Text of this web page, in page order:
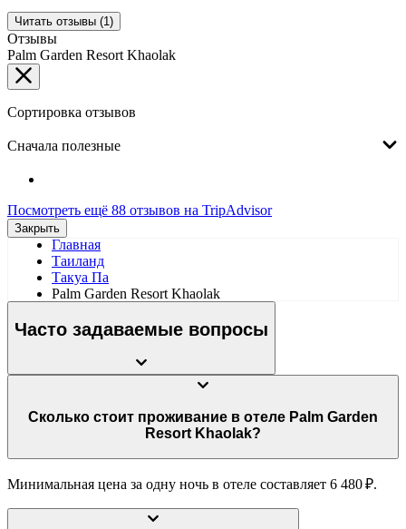
Читать отзывы (1)
Отзывы
Palm Garden Resort Khaolak
Сортировка отзывов
Сначала полезные
Посмотреть ещё 88 отзывов на TripAdvisor
Закрыть
Главная
Таиланд
Такуа Па
Palm Garden Resort Khaolak
Часто задаваемые вопросы
Сколько стоит проживание в отеле Palm Garden
Resort Khaolak?
Минимальная цена за одну ночь в отеле составляет 6 480 ₽.